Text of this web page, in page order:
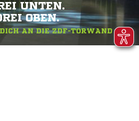
UNTEN.
OBEN.
AN DIE ZDF-TORWAND